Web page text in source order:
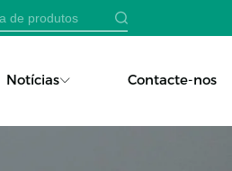
Notícias Contacte-nos